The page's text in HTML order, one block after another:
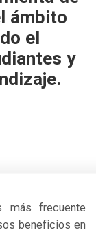
ámbito
el
y
más frecuente
beneficios en